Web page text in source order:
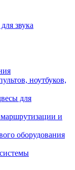
звука
ноутбуков,
для
и
оборудования